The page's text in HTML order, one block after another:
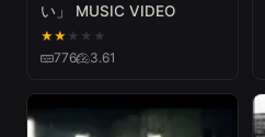
い」 MUSIC VIDEO
★★ ★ ★ ★
776 3.61